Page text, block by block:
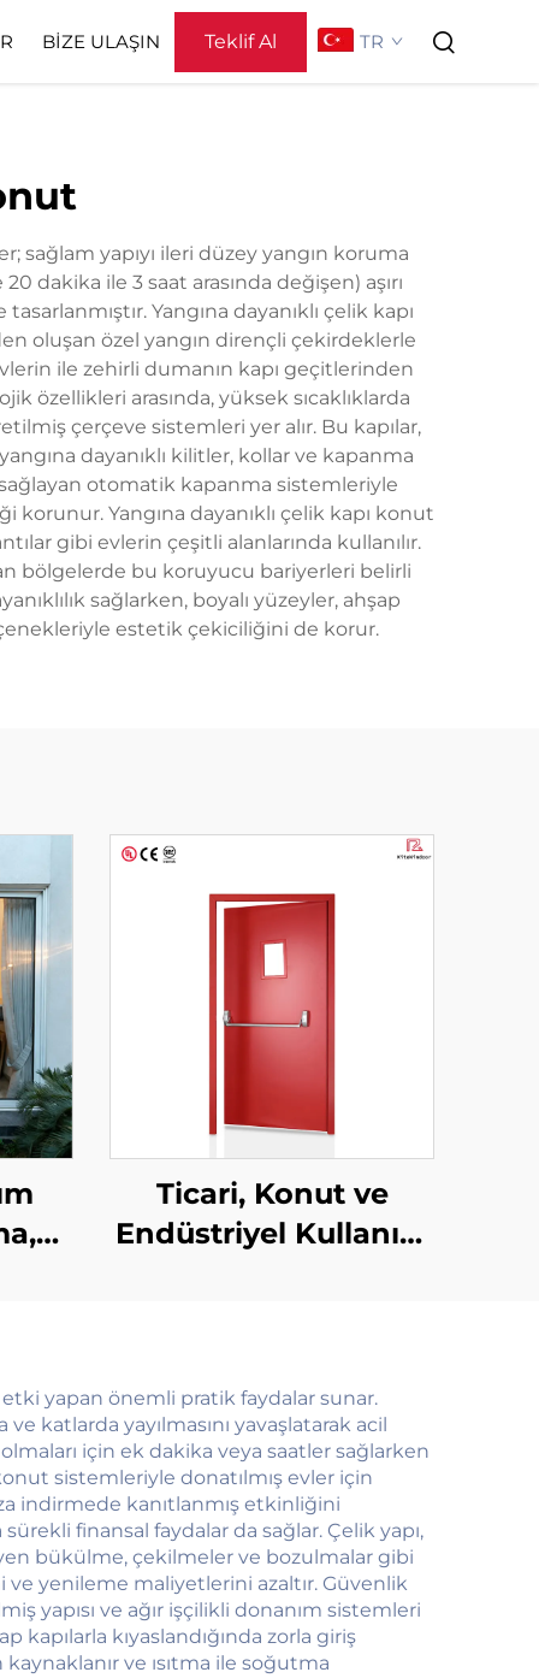
BIZE ULAŞIN Teklif Al TR
sağlam yapıyı ileri düzey yangın koruma
dakika ile 3 saat arasında değişen) aşırı
Yangına dayanıklı çelik kapı
oluşan özel yangın dirençli çekirdeklerle
ile zehirli dumanın kapı geçitlerinden
özellikleri arasında, yüksek sıcaklıklarda
çerçeve sistemleri yer alır. Bu kapılar,
dayanıklı kilitler, kollar ve kapanma
sağlayan otomatik kapanma sistemleriyle
Yangına dayanıklı çelik kapı konut
gibi evlerin çeşitli alanlarında kullanılır.
bölgelerde bu koruyucu bariyerleri belirli
sağlarken, boyalı yüzeyler, ahşap
estetik çekiciliğini de korur.
Ticari, Konut ve
Endüstriyel Kullanım
Çelik Yangın Kapısı
yapan önemli pratik faydalar sunar.
katlarda yayılmasını yavaşlatarak acil
için ek dakika veya saatler sağlarken
sistemleriyle donatılmış evler için
indirmede kanıtlanmış etkinliğini
finansal faydalar da sağlar. Çelik yapı,
bükülme, çekilmeler ve bozulmalar gibi
yenileme maliyetlerini azaltır. Güvenlik
yapısı ve ağır işçilikli donanım sistemleri
kapılarla kıyaslandığında zorla giriş
ve ısıtma ile soğutma